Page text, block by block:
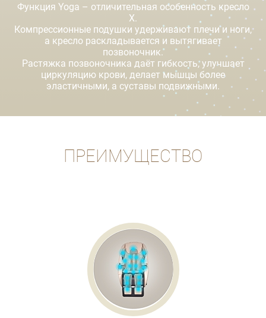
Функция Yoga – отличительная особенность кресло
X.
Компрессионные подушки удерживают плечи и ноги,
а кресло раскладывается и вытягивает
позвоночник.
Растяжка позвоночника даёт гибкость, улучшает
циркуляцию крови, делает мышцы более
эластичными, а суставы подвижными.
ПРЕИМУЩЕСТВО